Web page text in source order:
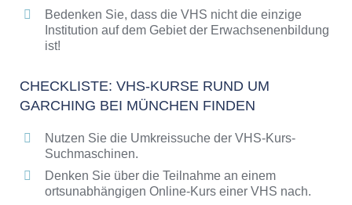
Bedenken Sie, dass die VHS nicht die einzige
Institution auf dem Gebiet der Erwachsenenbildung
ist!
CHECKLISTE: VHS-KURSE RUND UM
GARCHING BEI MÜNCHEN FINDEN
Nutzen Sie die Umkreissuche der VHS-Kurs-
Suchmaschinen.
Denken Sie über die Teilnahme an einem
ortsunabhängigen Online-Kurs einer VHS nach.